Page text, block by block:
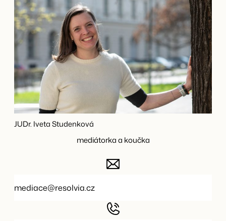
JUDr. Iveta Studenková
mediátorka a koučka
mediace@resolvia.cz